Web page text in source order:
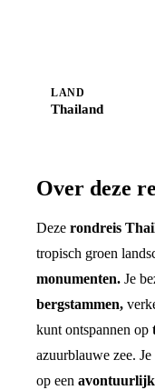
LAND
Thailand
Over deze
Deze rondreis
tropisch groen
monumenten. Je
bergstammen,
kunt ontspannen op
azuurblauwe zee.
op een